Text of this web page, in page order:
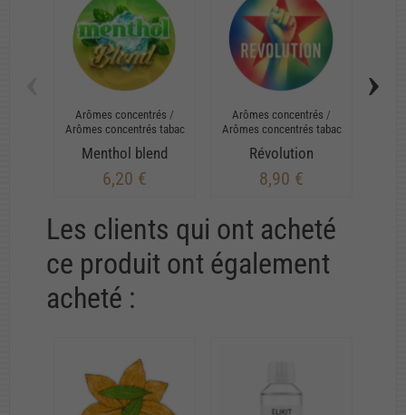
Arômes concentrés /
Arômes concentrés tabac
Menthol blend
6,20 €
Arômes concentrés /
Arômes concentrés tabac
Révolution
8,90 €
›
Les clients qui ont acheté
ce produit ont également
acheté :